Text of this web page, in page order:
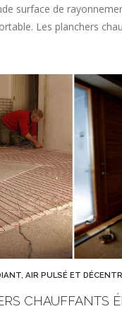
surface de
Les planchers
AIR PULSÉ ET
CHAUFFANTS